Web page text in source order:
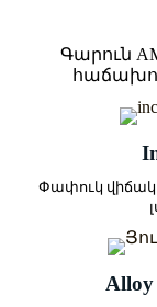
Գարուն
Փափուկ վիճակ